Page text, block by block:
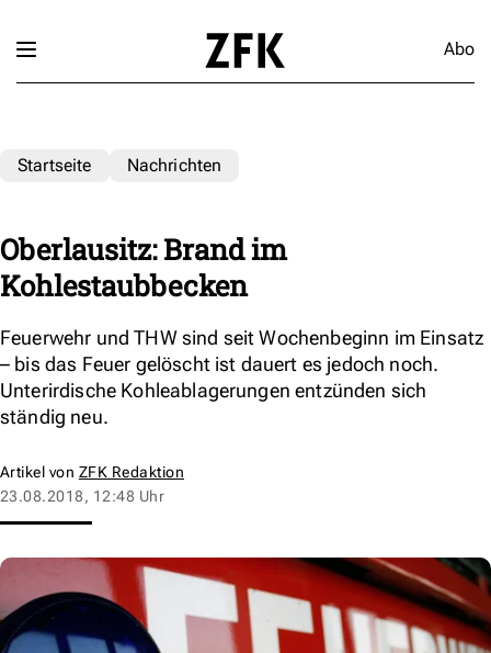
Abo
Startseite Nachrichten
Oberlausitz: Brand im
Kohlestaubbecken
Feuerwehr und THW sind seit Wochenbeginn im Einsatz
– bis das Feuer gelöscht ist dauert es jedoch noch.
Unterirdische Kohleablagerungen entzünden sich
ständig neu.
Artikel von ZFK Redaktion
23.08.2018, 12:48 Uhr